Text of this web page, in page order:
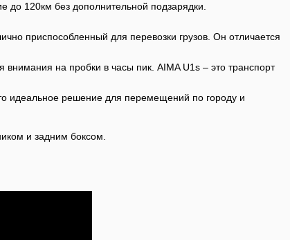
до 120км без дополнительной подзарядки.
приспособленный для перевозки грузов. Он отличается
на пробки в часы пик. AIMA U1s – это транспорт
идеальное решение для перемещений по городу и
и задним боксом.